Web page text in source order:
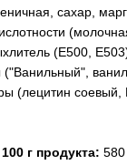
сахар,
(Е500,
(лецитин соевый,
г продукта: 580